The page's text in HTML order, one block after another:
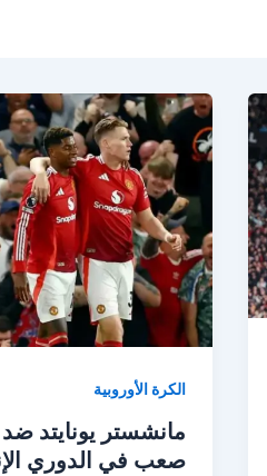
الكرة الأوروبية
مانشستر يونايتد ضد
صعب في الدوري